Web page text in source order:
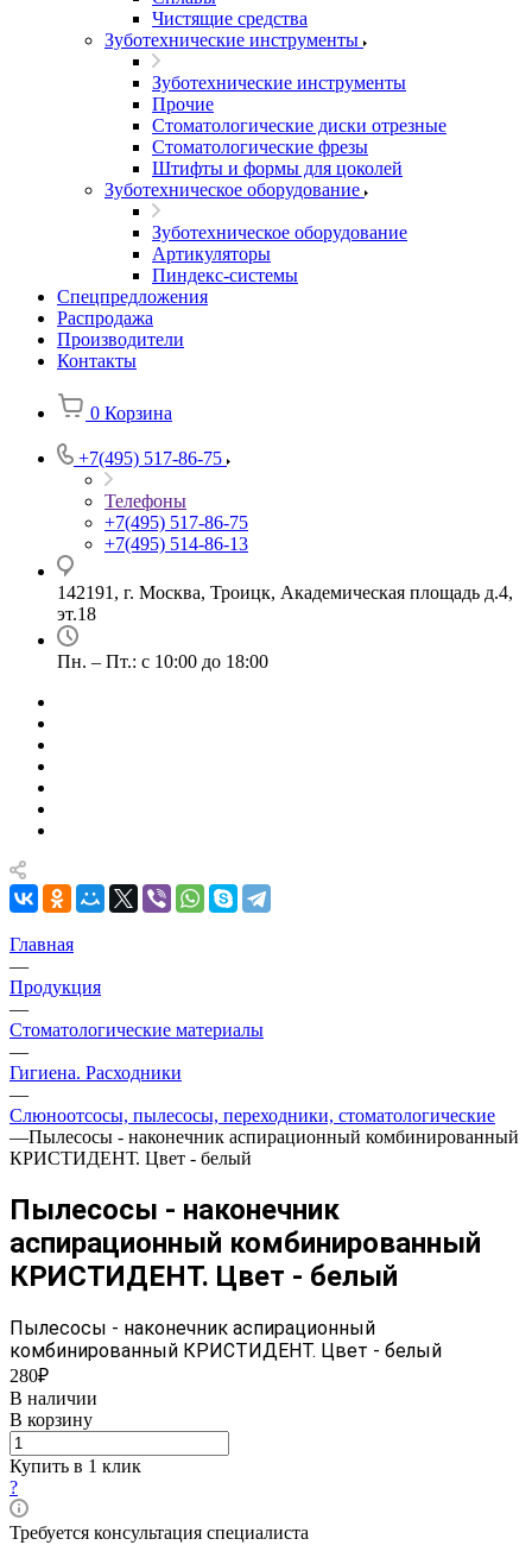
Чистящие средства
Зуботехнические инструменты
Зуботехнические инструменты
Прочие
Стоматологические диски отрезные
Стоматологические фрезы
Штифты и формы для цоколей
Зуботехническое оборудование
Зуботехническое оборудование
Артикуляторы
Пиндекс-системы
Спецпредложения
Распродажа
Производители
Контакты
0 Корзина
+7(495) 517-86-75
Телефоны
+7(495) 517-86-75
+7(495) 514-86-13
142191, г. Москва, Троицк, Академическая площадь д.4,
эт.18
Пн. – Пт.: с 10:00 до 18:00
Главная
—
Продукция
—
Стоматологические материалы
—
Гигиена. Расходники
—
Слюноотсосы, пылесосы, переходники, стоматологические
—Пылесосы - наконечник аспирационный комбинированный
КРИСТИДЕНТ. Цвет - белый
Пылесосы - наконечник
аспирационный комбинированный
КРИСТИДЕНТ. Цвет - белый
Пылесосы - наконечник аспирационный
комбинированный КРИСТИДЕНТ. Цвет - белый
280₽
В наличии
В корзину
Купить в 1 клик
?
Требуется консультация специалиста